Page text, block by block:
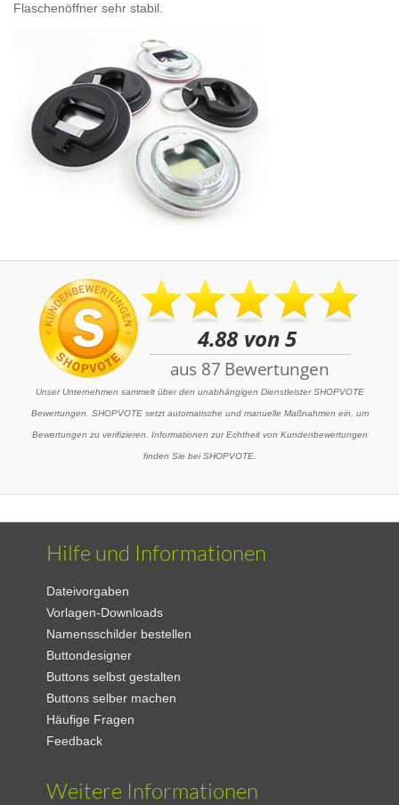
Flaschenöffner sehr stabil.
Unser Unternehmen sammelt über den unabhängigen Dienstleister SHOPVOTE
Bewertungen. SHOPVOTE setzt automatische und manuelle Maßnahmen ein, um
Bewertungen zu verifizieren. Informationen zur Echtheit von Kundenbewertungen
finden Sie bei SHOPVOTE.
Hilfe und Informationen
Dateivorgaben
Vorlagen-Downloads
Namensschilder bestellen
Buttondesigner
Buttons selbst gestalten
Buttons selber machen
Häufige Fragen
Feedback
Weitere Informationen